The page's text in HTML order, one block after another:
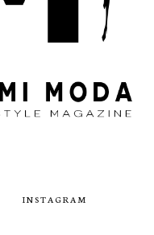
INSTAGRAM